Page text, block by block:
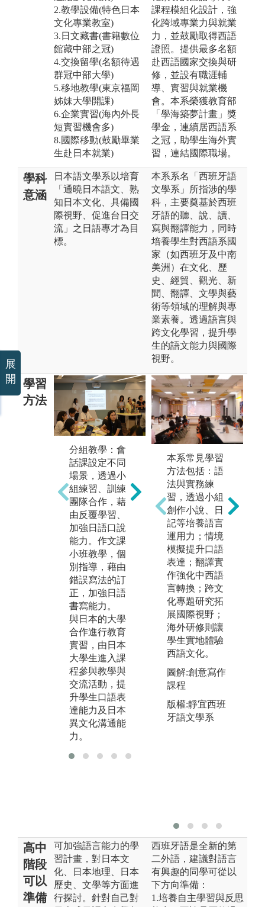
2.教學設備(特色日本
文化專業教室)
3.日文藏書(書籍數位
館藏中部之冠)
4.交換留學(名額待遇
群冠中部大學)
5.移地教學(東京福岡
姊妹大學開課)
6.企業實習(海內外長
短實習機會多)
8.國際移動(鼓勵畢業
生赴日本就業)
課程模組化設計，強
化跨域專業力與就業
力，並鼓勵取得西語
證照。提供最多名額
赴西語國家交換與研
修，並設有職涯輔
導、實習與就業機
會。本系榮獲教育部
「學海築夢計畫」獎
學金，連續居西語系
之冠，助學生海外實
習，連結國際職場。
學科
意涵
日本語文學系以培育
「通曉日本語文、熟
知日本文化、具備國
際視野、促進台日交
流」之日語專才為目
標。
本系系名「西班牙語
文學系」所指涉的學
科，主要奠基於西班
牙語的聽、說、讀、
寫與翻譯能力，同時
培養學生對西語系國
家（如西班牙及中南
美洲）在文化、歷
史、經貿、觀光、新
聞、翻譯、文學與藝
術等領域的理解與專
業素養。透過語言與
跨文化學習，提升學
生的語文能力與國際
視野。
學習
方法
分組教學：會
話課設定不同
場景，透過小
組練習、訓練
團隊合作，藉
由反覆學習、
加強日語口說
能力。作文課
小班教學，個
別指導，藉由
錯誤寫法的訂
正，加強日語
書寫能力。
與日本的大學
合作進行教育
實習，由日本
大學生進入課
程參與教學與
交流活動，提
升學生口語表
達能力及日本
異文化溝通能
力。
驗：藉由日本
茶道、日本太
鼓、日本動
漫、日本花
道、日語卡
拉、日本和服
等活動，體驗
學習日本文
化。
本系常見學習
方法包括：語
法與實務練
習，透過小組
創作小說、日
記等培養語言
運用力；情境
模擬提升口語
表達；翻譯實
作強化中西語
言轉換；跨文
化專題研究拓
展國際視野；
海外研修則讓
學生實地體驗
西語文化。
圖解:創意寫作
課程
版權:靜宜西班
牙語文學系
高中
階段
可以
準備
可加強語言能力的學
習計畫，對日本文
化、日本地理、日本
歷史、文學等方面進
行探討。針對自己對
西班牙語是全新的第
二外語，建議對語言
有興趣的同學可從以
下方向準備：
1.培養自主學習與反思
展
開